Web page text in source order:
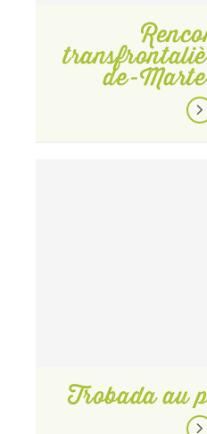
de-
Trobada au